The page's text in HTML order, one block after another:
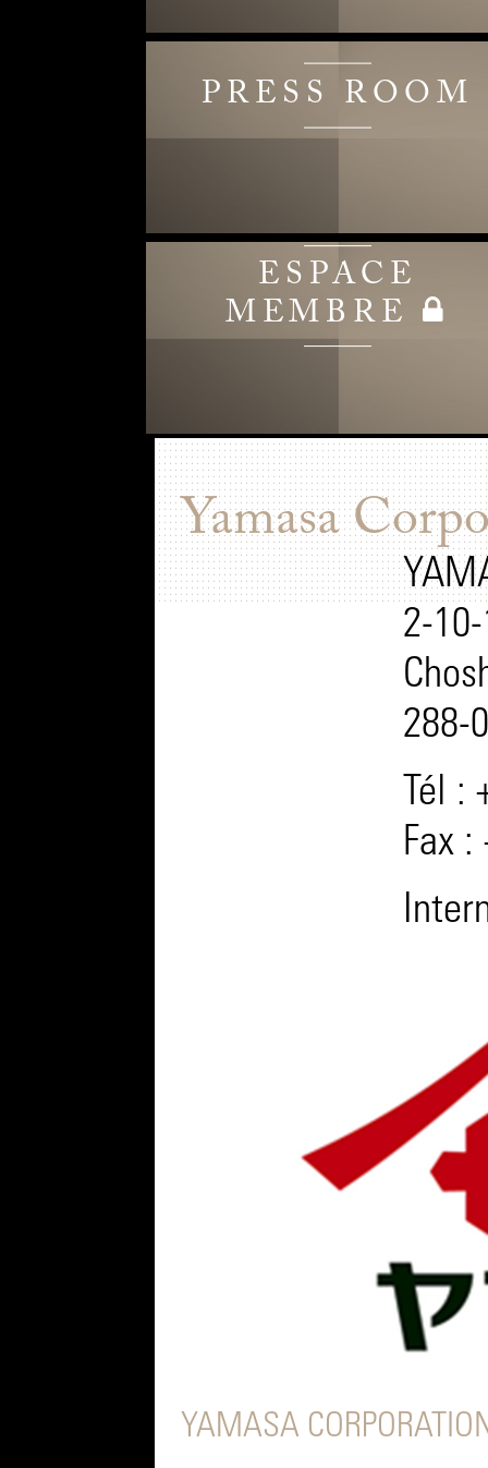
PRESS ROOM
ESPACE
MEMBRE
Yamasa
2-
288-
Tél :
Fax :
YAMASA